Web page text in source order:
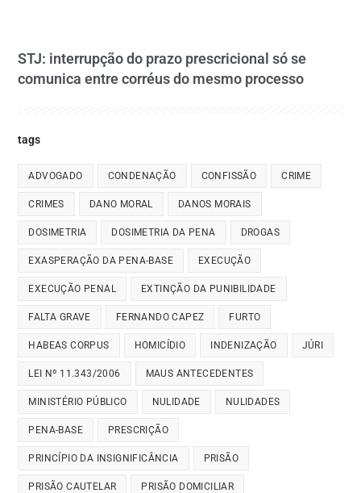
STJ: interrupção do prazo prescricional só se
comunica entre corréus do mesmo processo
tags
ADVOGADO CONDENAÇÃO CONFISSÃO CRIME
CRIMES DANO MORAL DANOS MORAIS
DOSIMETRIA DOSIMETRIA DA PENA DROGAS
EXASPERAÇÃO DA PENA-BASE EXECUÇÃO
EXECUÇÃO PENAL EXTINÇÃO DA PUNIBILIDADE
FALTA GRAVE FERNANDO CAPEZ FURTO
HABEAS CORPUS HOMICÍDIO INDENIZAÇÃO JÚRI
LEI Nº 11.343/2006 MAUS ANTECEDENTES
MINISTÉRIO PÚBLICO NULIDADE NULIDADES
PENA-BASE PRESCRIÇÃO
PRINCÍPIO DA INSIGNIFICÂNCIA PRISÃO
PRISÃO CAUTELAR PRISÃO DOMICILIAR